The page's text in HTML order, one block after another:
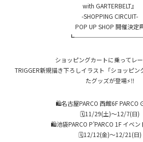
with GARTERBELT』
-SHOPPING CIRCUIT-
POP UP SHOP 開催決定
ショッピングカートに乗ってレ
TRIGGER新規描き下ろしイラスト「ショッピ
たグッズが登場⚡️‼️
🛍️名古屋PARCO 西館6F PARCO
🗓️11/29(土)〜12/7(日)
🛍️池袋PARCO P’PARCO 1F イベン
🗓️12/12(金)〜12/21(日)